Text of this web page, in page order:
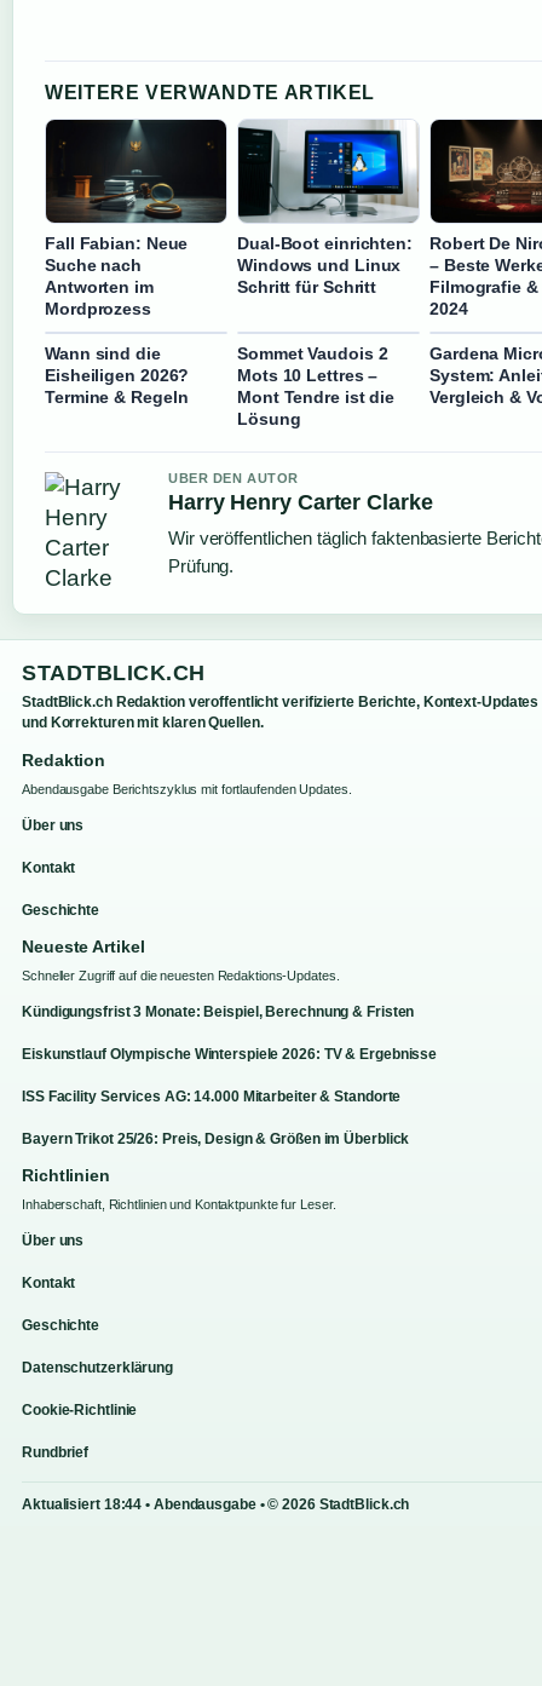
WEITERE VERWANDTE ARTIKEL
Fall Fabian: Neue
Suche nach
Antworten im
Mordprozess
Dual-Boot einrichten:
Windows und Linux
Schritt für Schritt
Robert De
– Beste
Filmografie &
2024
Wann sind die
Eisheiligen 2026?
Termine & Regeln
Sommet Vaudois 2
Mots 10 Lettres –
Mont Tendre ist die
Lösung
Gardena
System:
Vergleich &
UBER DEN AUTOR
Harry Henry Carter Clarke
Wir veröffentlichen täglich faktenbasierte
Prüfung.
STADTBLICK.CH
StadtBlick.ch Redaktion veroffentlicht verifizierte Berichte, Kontext-Updates
und Korrekturen mit klaren Quellen.
Redaktion
Abendausgabe Berichtszyklus mit fortlaufenden Updates.
Über uns
Kontakt
Geschichte
Neueste Artikel
Schneller Zugriff auf die neuesten Redaktions-Updates.
Kündigungsfrist 3 Monate: Beispiel, Berechnung & Fristen
Eiskunstlauf Olympische Winterspiele 2026: TV & Ergebnisse
ISS Facility Services AG: 14.000 Mitarbeiter & Standorte
Bayern Trikot 25/26: Preis, Design & Größen im Überblick
Richtlinien
Inhaberschaft, Richtlinien und Kontaktpunkte fur Leser.
Über uns
Kontakt
Geschichte
Datenschutzerklärung
Cookie-Richtlinie
Rundbrief
Aktualisiert 18:44 • Abendausgabe • © 2026 StadtBlick.ch